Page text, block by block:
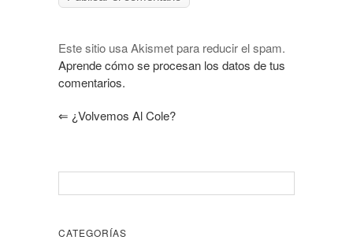
Este sitio usa Akismet para reducir el spam.
Aprende cómo se procesan los datos de tus
comentarios.
⇐ ¿Volvemos Al Cole?
CATEGORÍAS